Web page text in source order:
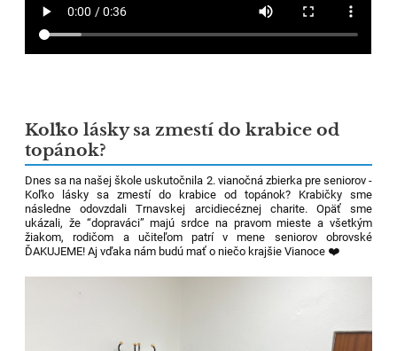
Koľko lásky sa zmestí do krabice od
topánok?
Dnes sa na našej škole uskutočnila 2. vianočná zbierka pre seniorov -
Koľko lásky sa zmestí do krabice od topánok? Krabičky sme
následne odovzdali Trnavskej arcidiecéznej charite. Opäť sme
ukázali, že “dopraváci” majú srdce na pravom mieste a všetkým
žiakom, rodičom a učiteľom patrí v mene seniorov obrovské
ĎAKUJEME! Aj vďaka nám budú mať o niečo krajšie Vianoce ❤️